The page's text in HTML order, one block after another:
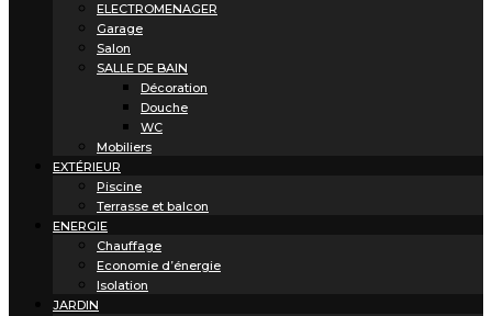
ELECTROMENAGER
Garage
Salon
SALLE DE BAIN
Décoration
Douche
WC
Mobiliers
EXTÉRIEUR
Piscine
Terrasse et balcon
ENERGIE
Chauffage
Economie d’énergie
Isolation
JARDIN